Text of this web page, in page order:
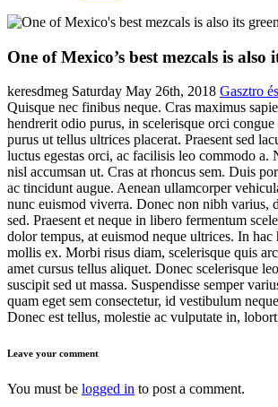
One of Mexico’s best mezcals is also
keresdmeg Saturday May 26th, 2018 Gasztro
Quisque nec finibus neque. Cras maximus
hendrerit odio purus, in scelerisque orci
purus ut tellus ultrices placerat. Praesent sed
luctus egestas orci, ac facilisis leo commodo
nisl accumsan ut. Cras at rhoncus sem. Duis
ac tincidunt augue. Aenean ullamcorper
nunc euismod viverra. Donec non nibh varius,
sed. Praesent et neque in libero fermentum
dolor tempus, at euismod neque ultrices. In
mollis ex. Morbi risus diam, scelerisque quis
amet cursus tellus aliquet. Donec scelerisque
suscipit sed ut massa. Suspendisse semper
quam eget sem consectetur, id vestibulum
Donec est tellus, molestie ac vulputate in,
Leave your comment
You must be logged in to post a comment.